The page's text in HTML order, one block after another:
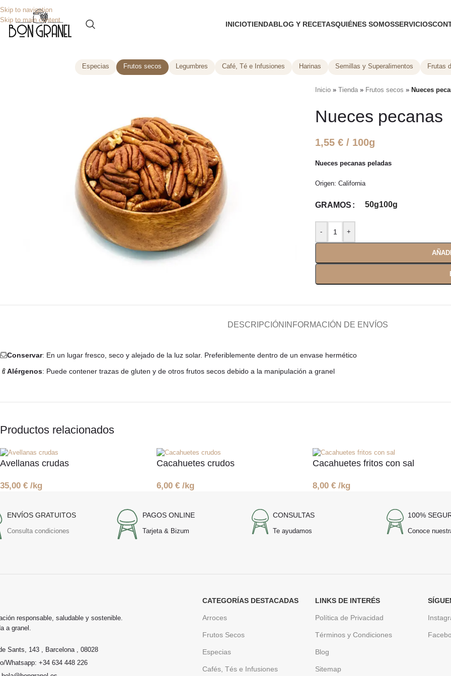
Skip to navigation
Skip to main content
INICIOTIENDABLOG Y RECETASQUIÉNES SOMOSSERVICIOS
Especias Frutos secos Legumbres Café, Té e Infusiones Harinas Semillas y Superalimentos Frutas
Inicio» Tienda» Frutos secos » Nueces
Nueces pecanas
1,55 €/ 100g
Nueces pecanas peladas
Origen: California
GRAMOS 50g100g
DESCRIPCIÓN INFORMACIÓN DE ENVÍOS
Conservar: En un lugar fresco, seco y alejado de la luz solar. Preferiblemente dentro de un envase hermético
Alérgenos: Puede contener trazas de gluten y de otros frutos secos debido a la manipulación a granel
Productos relacionados
Avellanas crudas
35,00 € /kg
Cacahuetes crudos
6,00 € /kg
Cacahuetes fritos con sal
8,00 € /kg
ENVÍOS GRATUITOS
Consulta condiciones
PAGOS ONLINE
Tarjeta & Bizum
CONSULTAS
Te ayudamos
100%
Conoce
responsable, saludable y sostenible.
a granel.
Sants, 143 , Barcelona , 08028
Whatsapp: +34 634 448 226
CATEGORÍAS DESTACADAS
Arroces
Frutos Secos
Especias
Cafés, Tés e Infusiones
LINKS DE INTERÉS
Política de Privacidad
Términos y Condiciones
Blog
Sitemap